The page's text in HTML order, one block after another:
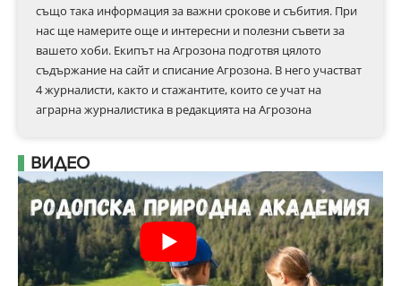
също така информация за важни срокове и събития. При
нас ще намерите още и интересни и полезни съвети за
вашето хоби. Екипът на Агрозона подготвя цялото
съдържание на сайт и списание Агрозона. В него участват
4 журналисти, както и стажантите, които се учат на
аграрна журналистика в редакцията на Агрозона
ВИДЕО